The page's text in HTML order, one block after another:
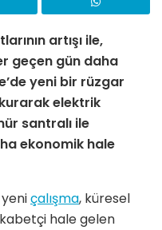
artışı ile,
geçen gün daha
yeni bir rüzgar
elektrik
santralı ile
ekonomik hale
çalışma, küresel
hale gelen